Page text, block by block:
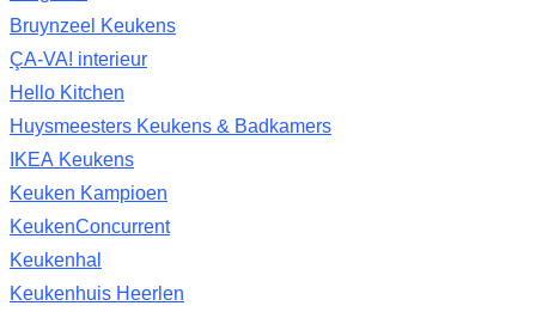
Bruynzeel Keukens
ÇA-VA! interieur
Hello Kitchen
Huysmeesters Keukens & Badkamers
IKEA Keukens
Keuken Kampioen
KeukenConcurrent
Keukenhal
Keukenhuis Heerlen